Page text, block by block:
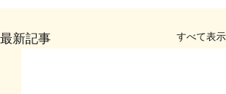
最新記事 すべて表示